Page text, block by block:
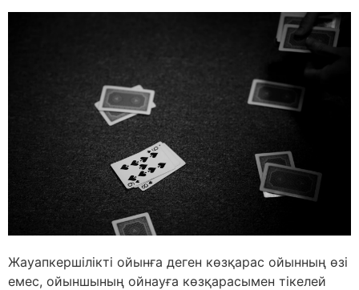
Жауапкершілікті ойынға деген көзқарас ойынның өзі
емес, ойыншының ойнауға көзқарасымен тікелей